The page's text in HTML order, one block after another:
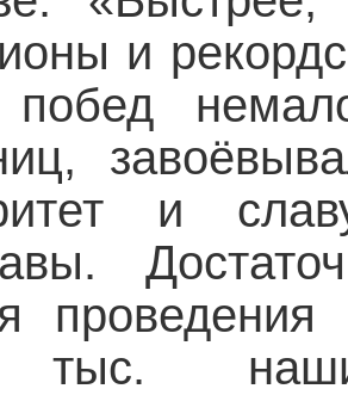
и
побед
и
наших